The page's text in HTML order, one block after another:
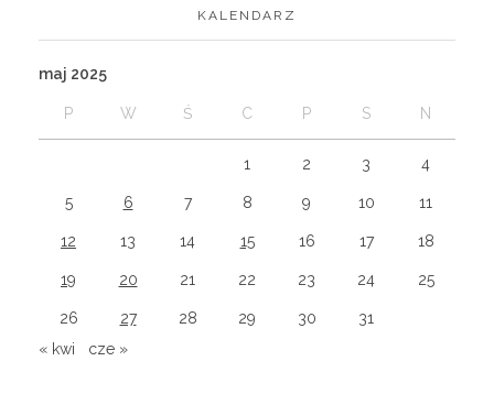
KALENDARZ
maj 2025
P W Ś C P S N
1 2 3 4
5 6 7 8 9 10 11
12 13 14 15 16 17 18
19 20 21 22 23 24 25
26 27 28 29 30
31
« kwi
cze »